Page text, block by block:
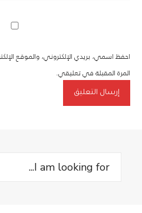
احفظ اسمي، بريدي الإلكتروني، والموقع
المرة المقبلة في تعليقي.
Search